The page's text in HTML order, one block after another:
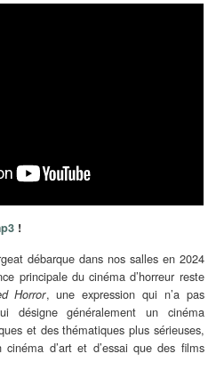
!
débarque dans nos salles en 2024
principale du cinéma d’horreur reste
Horror, une expression qui n’a pas
désigne généralement un cinéma
et des thématiques plus sérieuses,
d’art et d’essai que des films